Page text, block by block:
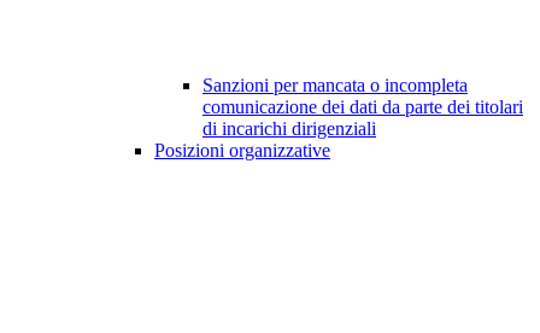
Sanzioni per mancata o incompleta
comunicazione dei dati da parte dei titolari
di incarichi dirigenziali
Posizioni organizzative